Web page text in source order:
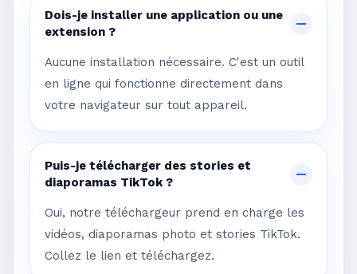
Dois-je installer une application ou une
extension ?
Aucune installation nécessaire. C'est un outil
en ligne qui fonctionne directement dans
votre navigateur sur tout appareil.
Puis-je télécharger des stories et
diaporamas TikTok ?
Oui, notre téléchargeur prend en charge les
vidéos, diaporamas photo et stories TikTok.
Collez le lien et téléchargez.